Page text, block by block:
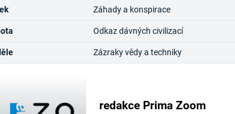
Záhady a konspirace
Odkaz dávných civilizací
Zázraky vědy a techniky
redakce Prima Zoom